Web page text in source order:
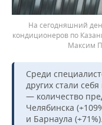
На сегодняшний
кондиционеров по
Максим
Среди
других стали
— количество
Челябинска
и Барнаула (+71%).